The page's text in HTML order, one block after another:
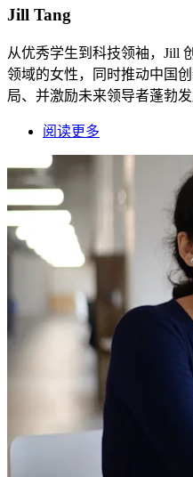
Jill Tang
从优秀学生到科技领袖，Jill
领域的女性，同时推动中国
局、并激励未来领导者蓬勃发
阅读更多